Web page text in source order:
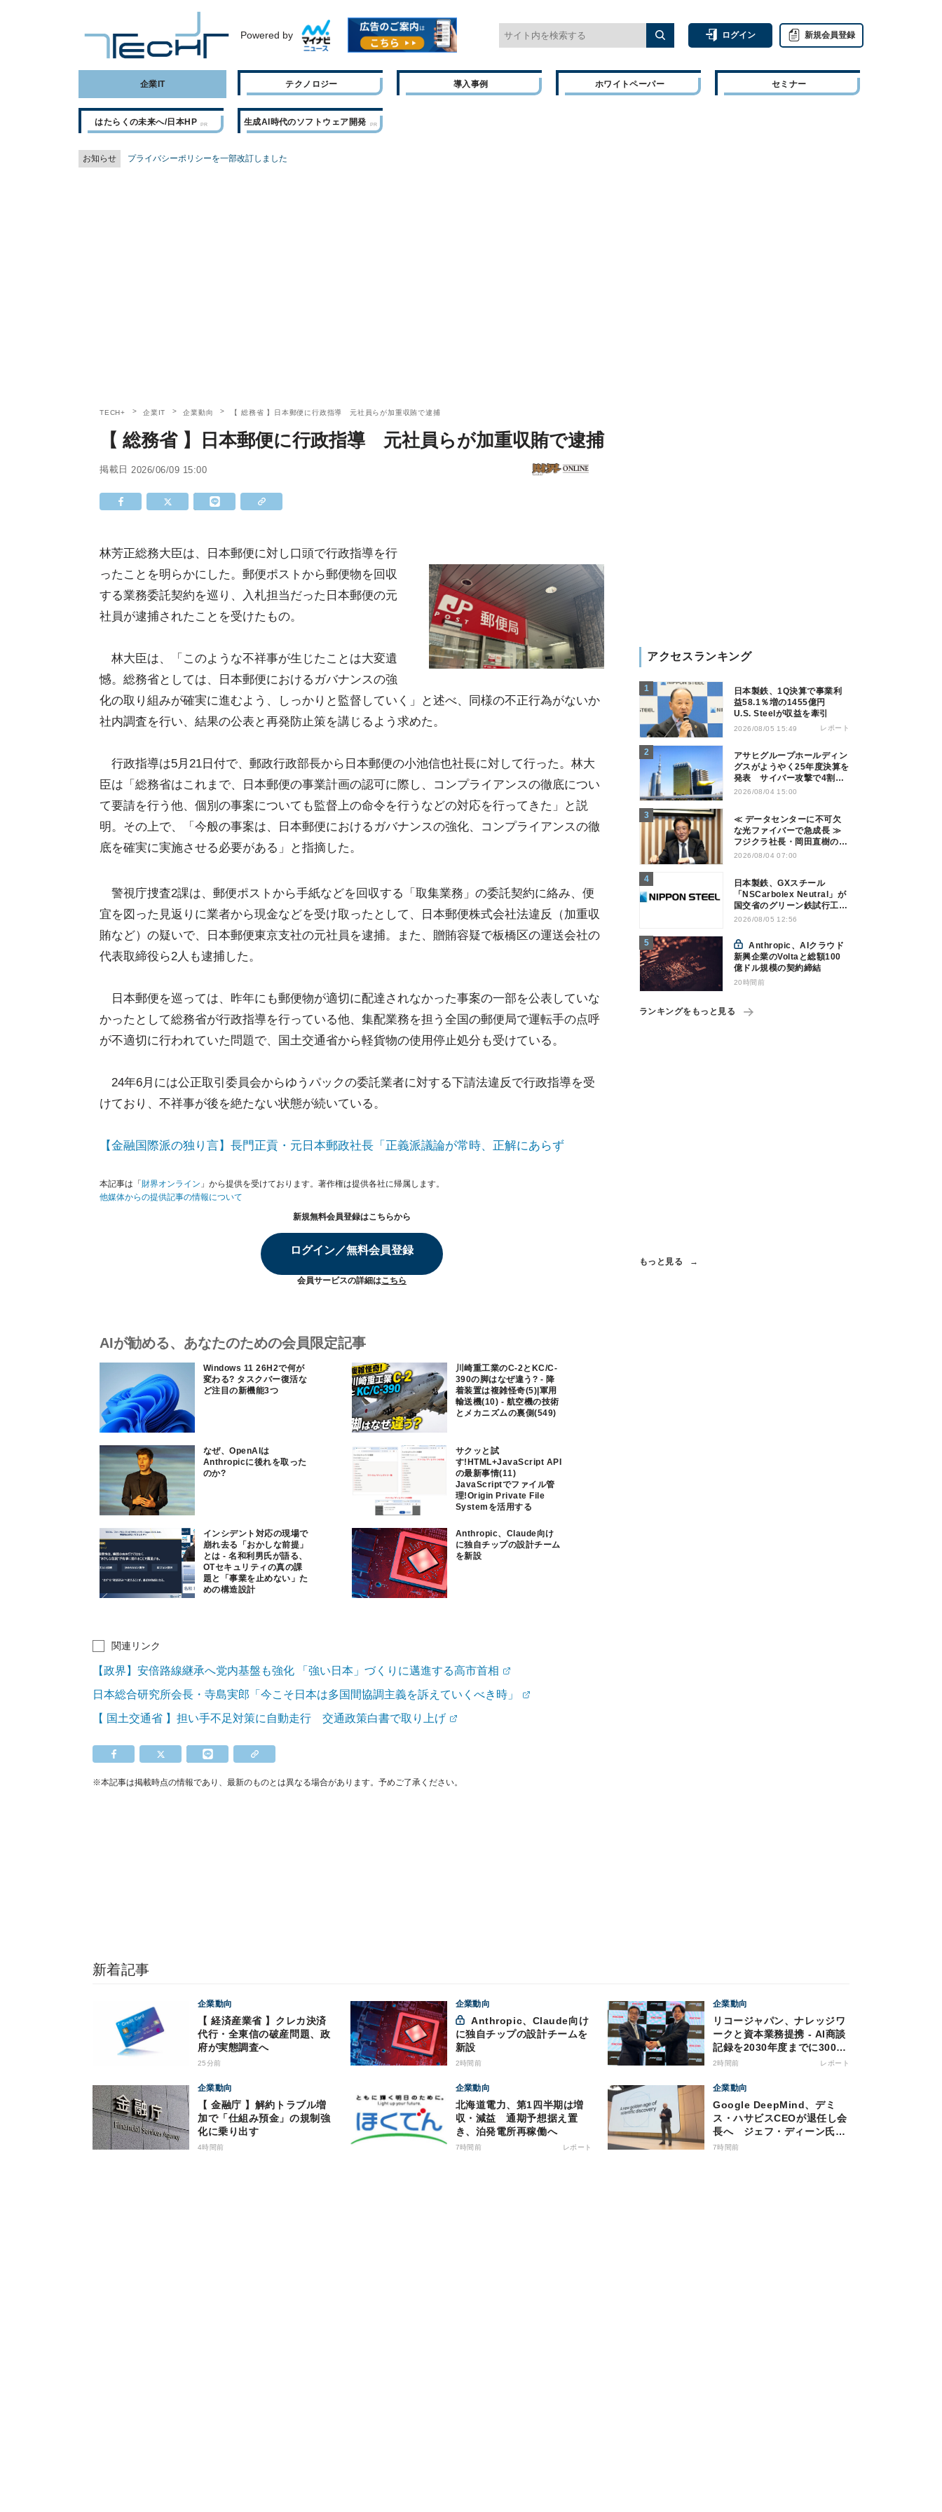
Powered by ログイン 新規会員登録
企業IT テクノロジー 導入事例 ホワイトペーパー セミナー
はたらくの未来へ/日本HP 生成AI時代のソフトウェア開発
お知らせ プライバシーポリシーを一部改訂しました
TECH+ 企業IT 企業動向 【 総務省 】日本郵便に行政指導 元社員らが加重収賄で逮捕
【 総務省 】日本郵便に行政指導 元社員らが加重収賄で逮捕
掲載日 2026/06/09 15:00
林芳正総務大臣は、日本郵便に対し口頭で行政指導を行
ったことを明らかにした。郵便ポストから郵便物を回収
する業務委託契約を巡り、入札担当だった日本郵便の元
社員が逮捕されたことを受けたもの。
林大臣は、「このような不祥事が生じたことは大変遺
憾。総務省としては、日本郵便におけるガバナンスの強
化の取り組みが確実に進むよう、しっかりと監督していく」と述べ、同様の不正行為がないか
社内調査を行い、結果の公表と再発防止策を講じるよう求めた。
行政指導は5月21日付で、郵政行政部長から日本郵便の小池信也社長に対して行った。林大
臣は「総務省はこれまで、日本郵便の事業計画の認可に際し、コンプライアンスの徹底につい
て要請を行う他、個別の事案についても監督上の命令を行うなどの対応を行ってきた」と説
明。その上で、「今般の事案は、日本郵便におけるガバナンスの強化、コンプライアンスの徹
底を確実に実施させる必要がある」と指摘した。
警視庁捜査2課は、郵便ポストから手紙などを回収する「取集業務」の委託契約に絡み、便
宜を図った見返りに業者から現金などを受け取ったとして、日本郵便株式会社法違反（加重収
賄など）の疑いで、日本郵便東京支社の元社員を逮捕。また、贈賄容疑で板橋区の運送会社の
代表取締役ら2人も逮捕した。
日本郵便を巡っては、昨年にも郵便物が適切に配達されなかった事案の一部を公表していな
かったとして総務省が行政指導を行っている他、集配業務を担う全国の郵便局で運転手の点呼
が不適切に行われていた問題で、国土交通省から軽貨物の使用停止処分も受けている。
24年6月には公正取引委員会からゆうパックの委託業者に対する下請法違反で行政指導を受
けており、不祥事が後を絶たない状態が続いている。
【金融国際派の独り言】長門正貢・元日本郵政社長「正義派議論が常時、正解にあらず
本記事は「 財界オンライン 」から提供を受けております。著作権は提供各社に帰属します。
他媒体からの提供記事の情報について
新規無料会員登録はこちらから
ログイン／無料会員登録
会員サービスの詳細はこちら
AIが勧める、あなたのための会員限定記事
Windows 11 26H2で何が
変わる? タスクバー復活な
ど注目の新機能3つ
川崎重工業のC-2とKC/C-
390の脚はなぜ違う? - 降
着装置は複雑怪奇(5)|軍用
輸送機(10) - 航空機の技術
とメカニズムの裏側(549)
なぜ、OpenAIは
Anthropicに後れを取った
のか?
サクッと試
す!HTML+JavaScript API
の最新事情(11)
JavaScriptでファイル管
理!Origin Private File
Systemを活用する
インシデント対応の現場で
崩れ去る「おかしな前提」
とは - 名和利男氏が語る、
OTセキュリティの真の課
題と「事業を止めない」た
めの構造設計
Anthropic、Claude向け
に独自チップの設計チーム
を新設
アクセスランキング
日本製鉄、1Q決算で事業利
益58.1％増の1455億円
U.S. Steelが収益を牽引
2026/08/05 15:49 レポート
アサヒグループホールディン
グスがようやく25年度決算を
発表 サイバー攻撃で4割減
益
2026/08/04 15:00
≪ データセンターに不可欠
な光ファイバーで急成長 ≫
フジクラ社長・岡田直樹の技
術論「見えない技術優位性、
2026/08/04 07:00
日本製鉄、GXスチール
「NSCarbolex Neutral」が
国交省のグリーン鉄試行工事
に採用
2026/08/05 12:56
Anthropic、AIクラウド
新興企業のVoltaと総額100
億ドル規模の契約締結
20時間前
ランキングをもっと見る
もっと見る
関連リンク
【政界】安倍路線継承へ党内基盤も強化 「強い日本」づくりに邁進する高市首相
日本総合研究所会長・寺島実郎「今こそ日本は多国間協調主義を訴えていくべき時」
【 国土交通省 】担い手不足対策に自動走行 交通政策白書で取り上げ
※本記事は掲載時点の情報であり、最新のものとは異なる場合があります。予めご了承ください。
新着記事
企業動向
【 経済産業省 】クレカ決済
代行・全東信の破産問題、政
府が実態調査へ
25分前
企業動向
Anthropic、Claude向け
に独自チップの設計チームを
新設
2時間前
企業動向
リコージャパン、ナレッジワ
ークと資本業務提携 - AI商談
記録を2030年度までに3000
社へ
2時間前 レポート
企業動向
【 金融庁 】解約トラブル増
加で「仕組み預金」の規制強
化に乗り出す
4時間前
企業動向
北海道電力、第1四半期は増
収・減益 通期予想据え置
き、泊発電所再稼働へ
7時間前 レポート
企業動向
Google DeepMind、デミ
ス・ハサビスCEOが退任し会
長へ ジェフ・ディーン氏も
退社
7時間前